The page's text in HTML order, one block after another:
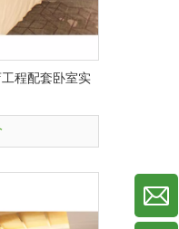
程配套卧室实